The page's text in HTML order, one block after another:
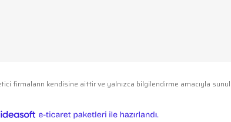
firmaların kendisine aittir ve yalnızca bilgilendirme amacıyla
ideasoft
e-